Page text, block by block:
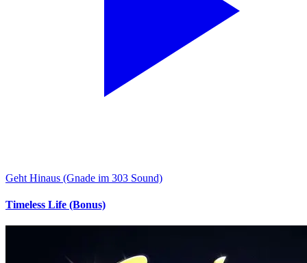
Geht Hinaus (Gnade im 303 Sound)
Timeless Life (Bonus)